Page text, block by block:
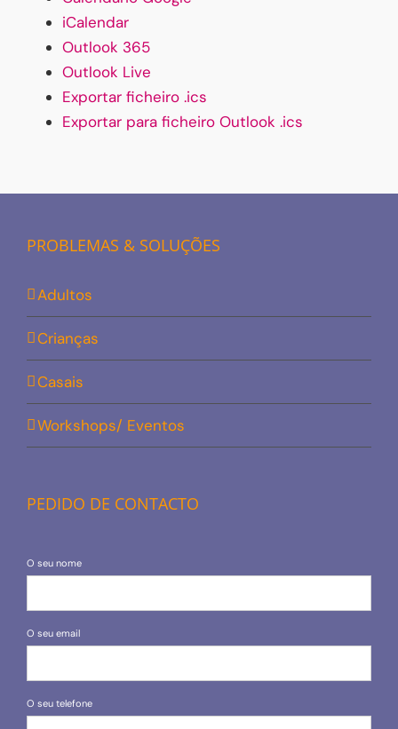
iCalendar
Outlook 365
Outlook Live
Exportar ficheiro .ics
Exportar para ficheiro Outlook .ics
PROBLEMAS & SOLUÇÕES
Adultos
Crianças
Casais
Workshops/ Eventos
PEDIDO DE CONTACTO
O seu nome
O seu email
O seu telefone